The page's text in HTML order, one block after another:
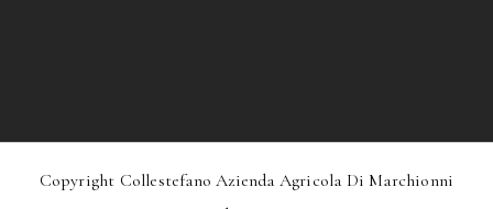
Copyright Collestefano Azienda Agricola Di Marchionni